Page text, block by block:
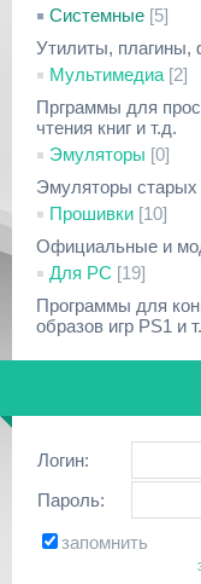
Системные [5]
Утилиты,
Мультимедиа [2]
Прграммы для
чтения книг и т.д.
Эмуляторы [0]
Эмуляторы старых
Прошивки [10]
Официальные и
Для PC [19]
Программы для
образов игр PS1 и
Логин:
Пароль:
запомнить